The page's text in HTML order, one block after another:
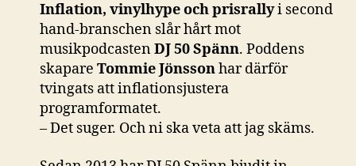
Inflation, vinylhype och prisrallyi second
hand-branschen slår hårt mot
musikpodcastenDJ 50 Spänn. Poddens
skapare Tommie Jönssonhar därför
tvingats att inflationsjustera
programformatet.
– Det suger. Och ni ska veta att jag skäms.